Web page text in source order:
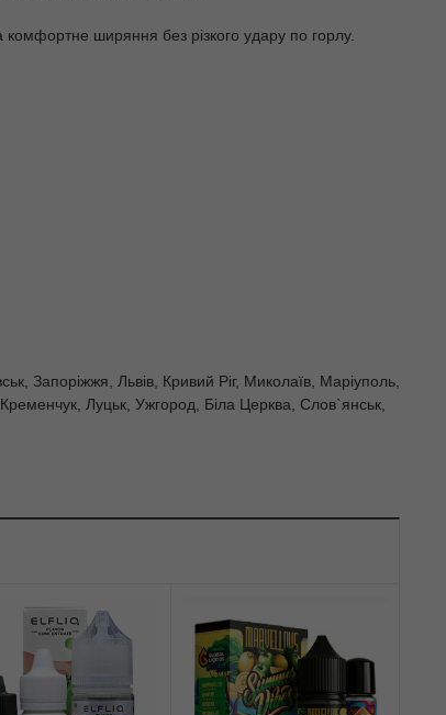
комфортне ширяння без різкого удару по горлу.
Запоріжжя, Львів, Кривий Ріг, Миколаїв, Маріуполь,
Луцьк, Ужгород, Біла Церква, Слов`янськ,